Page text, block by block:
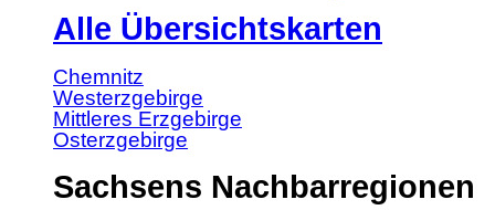
Alle Übersichtskarten
Chemnitz
Westerzgebirge
Mittleres Erzgebirge
Osterzgebirge
Sachsens Nachbarregionen